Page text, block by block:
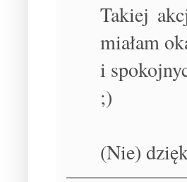
Takiej
miałam
i
;)
(Nie)